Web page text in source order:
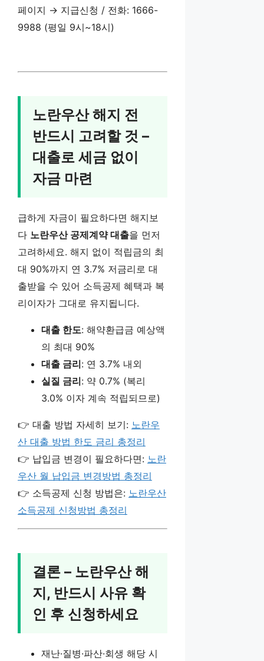
페이지 → 지급신청 / 전화: 1666-
9988 (평일 9시~18시)
노란우산 해지 전
반드시 고려할 것 –
대출로 세금 없이
자금 마련
급하게 자금이 필요하다면 해지보
다 노란우산 공제계약 대출을 먼저
고려하세요. 해지 없이 적립금의 최
대 90%까지 연 3.7% 저금리로 대
출받을 수 있어 소득공제 혜택과 복
리이자가 그대로 유지됩니다.
대출 한도: 해약환급금 예상액
의 최대 90%
대출 금리: 연 3.7% 내외
실질 금리: 약 0.7% (복리
3.0% 이자 계속 적립되므로)
👉 대출 방법 자세히 보기: 노란우
산 대출 방법 한도 금리 총정리
👉 납입금 변경이 필요하다면: 노란
우산 월 납입금 변경방법 총정리
👉 소득공제 신청 방법은: 노란우산
소득공제 신청방법 총정리
결론 – 노란우산 해
지, 반드시 사유 확
인 후 신청하세요
재난·질병·파산·회생 해당 시